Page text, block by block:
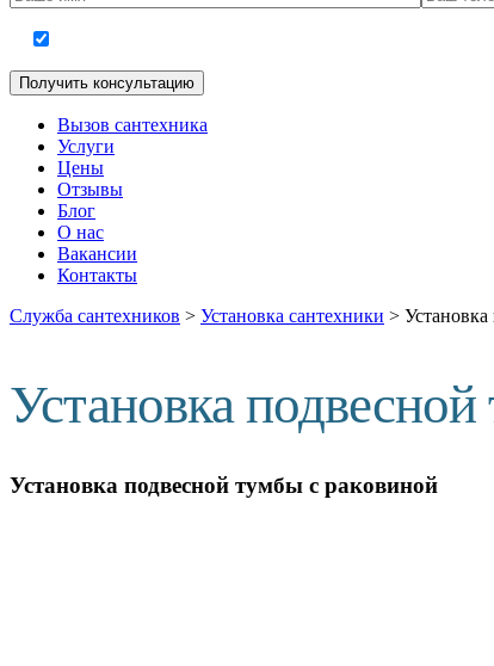
Вызов сантехника
Услуги
Цены
Отзывы
Блог
О нас
Вакансии
Контакты
Служба сантехников > Установка сантехники >
Установка
Установка подвесной тумбы с раковиной